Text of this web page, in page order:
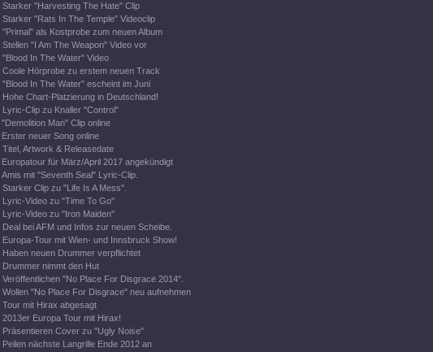
Starker "Harvesting The Hate" Clip
Starker "Rats In The Temple" Videoclip
"Primal" als Kostprobe zum neuen Album
Stellen "I Am The Weapon" Video vor
"Blood In The Water" Video
Coole Hörprobe zu erstem neuen Track
"Blood In The Water" escheint im Juni
Hohe Chart-Platzierung in Deutschland!
Lyric-Clip zu Knaller "Control"
"Demolition Man" Clip online
Erster neuer Song online
Titel, Artwork & Releasedate
Europatour für März/April 2017 angekündigt
Amis mit "Seventh Seal" Lyric-Clip.
Starker Clip zu "Life Is A Mess".
Lyric-Video zu "Time To Go"
Lyric-Video zu "Iron Maiden"
Deal bei AFM und Infos zur neuen Scheibe.
Europa-Tour mit Wien- und Innsbruck Show!
Haben neuen Drummer verpflichtet
Drummer nimmt den Hut
Veröffentlichen "No Place For Disgrace 2014".
Wollen "No Place For Disgrace" neu aufnehmen
Tour mit Hirax abgesagt
2013er Europa Tour mit Hirax!
Präsentieren Cover zu "Ugly Noise"
Peilen nächste Langrille Ende 2012 an